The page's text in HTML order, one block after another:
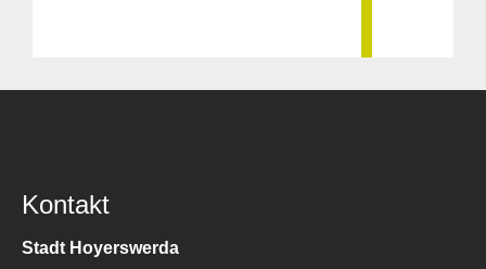
Kontakt
Stadt Hoyerswerda